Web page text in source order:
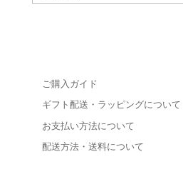
ご購入ガイド
ギフト配送・ラッピングについて
お支払い方法について
配送方法・送料について